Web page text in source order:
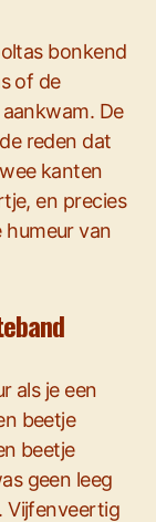
bonkend
of de
De
reden dat
kanten
en precies
van
als je een
beetje
beetje
geen leeg
Vijfenveertig